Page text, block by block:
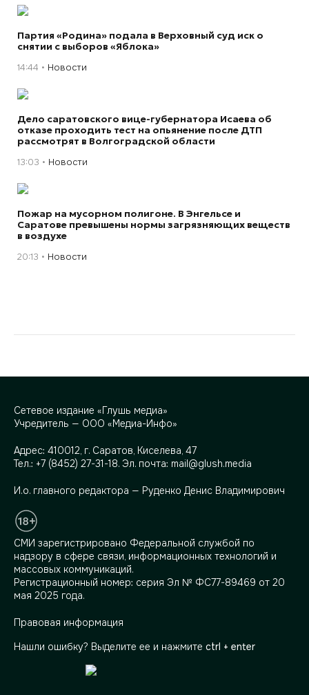
Партия «Родина» подала в Верховный суд иск о
снятии с выборов «Яблока»
14:44 Новости
Дело саратовского вице-губернатора Исаева об
отказе проходить тест на опьянение после ДТП
рассмотрят в Волгоградской области
13:03 Новости
Пожар на мусорном полигоне. В Энгельсе и
Саратове превышены нормы загрязняющих веществ
в воздухе
20:13 Новости
Сетевое издание «Глушь медиа»
Учредитель — ООО «Медиа-Инфо»
Адрес: 410012, г. Саратов, Киселева, 47
Тел.: +7 (8452) 27-31-18. Эл. почта: mail@glush.media
И.о. главного редактора — Руденко Денис Владимирович
СМИ зарегистрировано Федеральной службой по
надзору в сфере связи, информационных технологий и
массовых коммуникаций.
Регистрационный номер: серия Эл № ФС77-89469 от 20
мая 2025 года.
Правовая информация
Нашли ошибку? Выделите ее и нажмите ctrl + enter